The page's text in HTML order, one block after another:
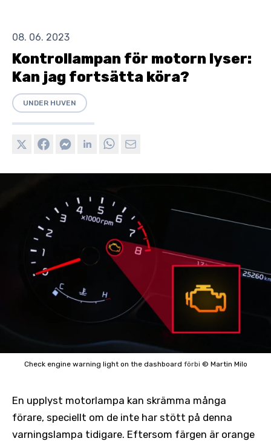
08. 06. 2023
Kontrollampan för motorn lyser:
Kan jag fortsätta köra?
UNDER HUVEN
Check engine warning light on the dashboard förbi © Martin Milo
En upplyst motorlampa kan skrämma många
förare, speciellt om de inte har stött på denna
varningslampa tidigare. Eftersom färgen är orange